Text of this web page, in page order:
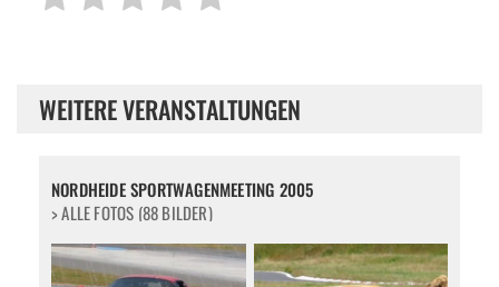
WEITERE VERANSTALTUNGEN
NORDHEIDE SPORTWAGENMEETING 2005
> ALLE FOTOS (88 BILDER)